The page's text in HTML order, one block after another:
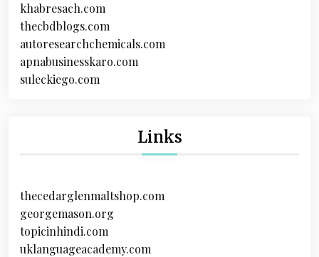
khabresach.com
thecbdblogs.com
autoresearchchemicals.com
apnabusinesskaro.com
suleckiego.com
Links
thecedarglenmaltshop.com
georgemason.org
topicinhindi.com
uklanguageacademy.com